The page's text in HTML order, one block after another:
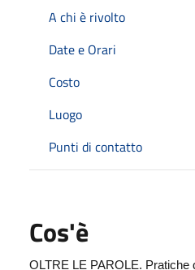
A chi è rivolto
Date e Orari
Costo
Luogo
Punti di contatto
Cos'è
OLTRE LE PAROLE. Pratiche